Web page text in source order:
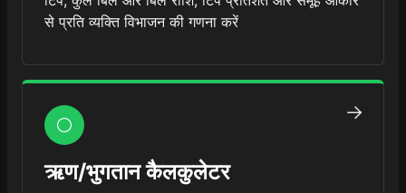
से प्रति व्यक्ति विभाजन की गणना करें
ऋण/भुगतान कैलकुलेटर